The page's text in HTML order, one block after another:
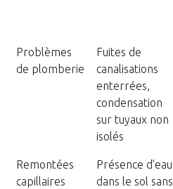
Problèmes
de plomberie
Fuites de
canalisations
enterrées,
condensation
sur tuyaux non
isolés
Remontées
capillaires
Présence d’eau
dans le sol sans